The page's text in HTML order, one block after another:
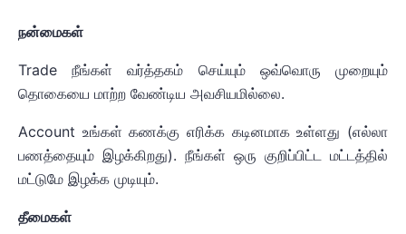
நன்மைகள்
Trade நீங்கள் வர்த்தகம் செய்யும் ஒவ்வொரு முறையும்
தொகையை மாற்ற வேண்டிய அவசியமில்லை.
Account உங்கள் கணக்கு எரிக்க கடினமாக உள்ளது (எல்லா
பணத்தையும் இழக்கிறது). நீங்கள் ஒரு குறிப்பிட்ட மட்டத்தில்
மட்டுமே இழக்க முடியும்.
தீமைகள்